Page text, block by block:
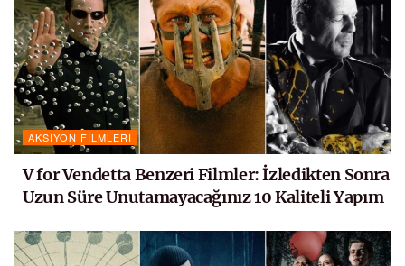
AKSIYON FILMLERI
V for Vendetta Benzeri Filmler: İzledikten Sonra
Uzun Süre Unutamayacağınız 10 Kaliteli Yapım